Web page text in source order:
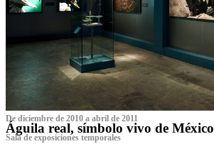
De diciembre de 2010 a abril de 2011
Águila real, símbolo vivo de México
Sala de exposiciones temporales